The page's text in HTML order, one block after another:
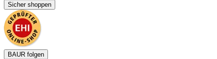
Sicher shoppen
BAUR folgen